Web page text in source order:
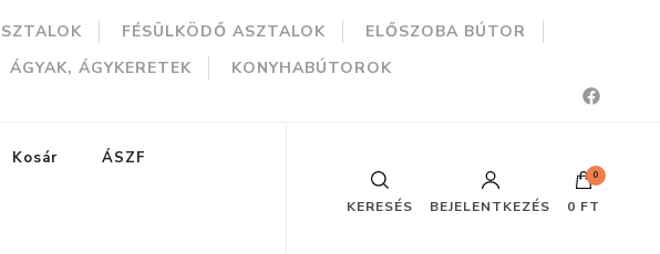
FÉSÜLKÖDŐ ASZTALOK
ELŐSZOBA BÚTOR
ÁGYAK, ÁGYKERETEK KONYHABÚTOROK
Kosár ÁSZF
KERESÉS BEJELENTKEZÉS
0
0 FT